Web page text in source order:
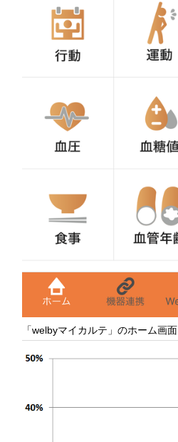
「welbyマイカルテ」のホーム画面